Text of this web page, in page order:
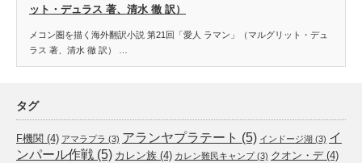
ット・デュラス 著、清水 徹 訳）
メコン圏を描く海外翻訳小説 第21回「愛人 ラマン」（マルグリット・デュ
ラス 著、清水 徹 訳） …
タグ
F機関 (4) アマラプラ (3) アランヤプラテート (5) インドージ湖 (3) イ
ンパール作戦 (5) カレン族 (4) カレン難民キャンプ(3) クオン・デ(4)